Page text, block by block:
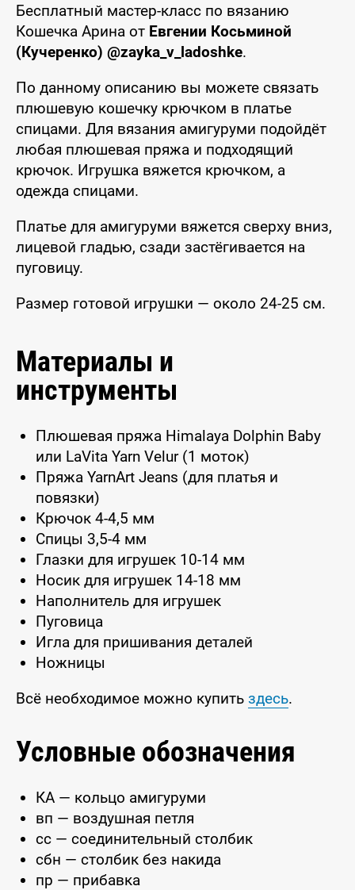
Бесплатный мастер-класс по вязанию
Кошечка Арина от Евгении Косьминой
(Кучеренко) @zayka_v_ladoshke.
По данному описанию вы можете связать
плюшевую кошечку крючком в платье
спицами. Для вязания амигуруми подойдёт
любая плюшевая пряжа и подходящий
крючок. Игрушка вяжется крючком, а
одежда спицами.
Платье для амигуруми вяжется сверху вниз,
лицевой гладью, сзади застёгивается на
пуговицу.
Размер готовой игрушки — около 24-25 см.
Материалы и
инструменты
Плюшевая пряжа Himalaya Dolphin Baby
или LaVita Yarn Velur (1 моток)
Пряжа YarnArt Jeans (для платья и
повязки)
Крючок 4-4,5 мм
Спицы 3,5-4 мм
Глазки для игрушек 10-14 мм
Носик для игрушек 14-18 мм
Наполнитель для игрушек
Пуговица
Игла для пришивания деталей
Ножницы
Всё необходимое можно купить здесь.
Условные обозначения
КА — кольцо амигуруми
вп — воздушная петля
сс — соединительный столбик
сбн — столбик без накида
пр — прибавка